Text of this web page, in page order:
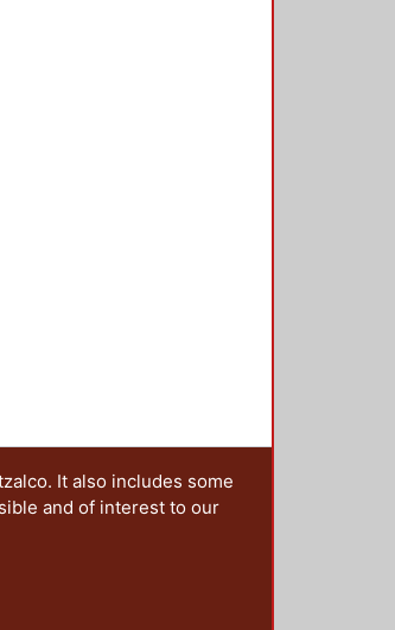
It also includes some
and of interest to our